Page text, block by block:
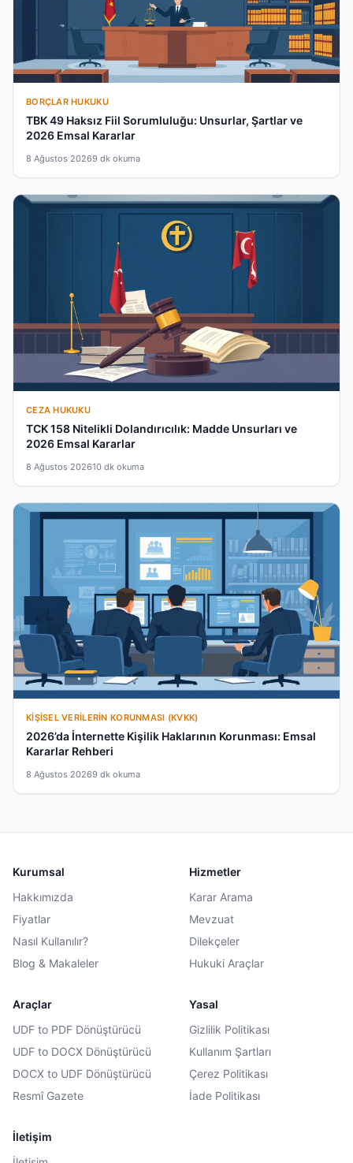
BORÇLAR HUKUKU
TBK 49 Haksız Fiil Sorumluluğu: Unsurlar, Şartlar ve
2026 Emsal Kararlar
8 Ağustos 20269 dk okuma
CEZA HUKUKU
TCK 158 Nitelikli Dolandırıcılık: Madde Unsurları ve
2026 Emsal Kararlar
8 Ağustos 202610 dk okuma
KIŞISEL VERILERIN KORUNMASI (KVKK)
2026’da İnternette Kişilik Haklarının Korunması: Emsal
Kararlar Rehberi
8 Ağustos 20269 dk okuma
Kurumsal
Hakkımızda
Fiyatlar
Nasıl Kullanılır?
Blog & Makaleler
Hizmetler
Karar Arama
Mevzuat
Dilekçeler
Hukuki Araçlar
Araçlar
UDF to PDF Dönüştürücü
UDF to DOCX Dönüştürücü
DOCX to UDF Dönüştürücü
Resmî Gazete
Yasal
Gizlilik Politikası
Kullanım Şartları
Çerez Politikası
İade Politikası
İletişim